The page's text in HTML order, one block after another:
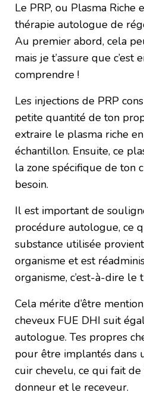
Le PRP, ou Plasma Riche
thérapie autologue de
Au premier abord, cela
mais je t’assure que
comprendre !
Les injections de PRP
petite quantité de ton
extraire le plasma riche
échantillon. Ensuite, ce
la zone spécifique de ton
besoin.
Il est important de
procédure autologue, ce
substance utilisée
organisme et est
organisme, c’est-à-dire le
Cela mérite d’être
cheveux FUE DHI suit
autologue. Tes propres
pour être implantés dans
cuir chevelu, ce qui fait
donneur et le receveur.